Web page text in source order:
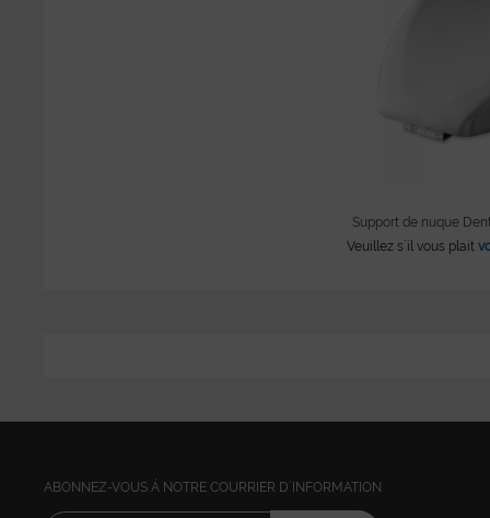
Support de nuque
Veuillez s´il vous plait
ABONNEZ-VOUS Á NOTRE COURRIER D´INFORMATION